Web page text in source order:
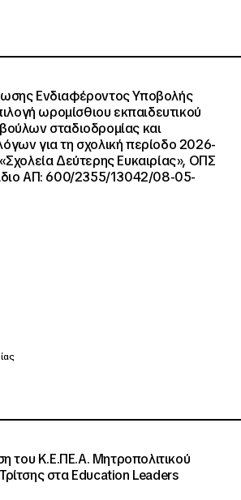
Ενδιαφέροντος Υποβολής
ωρομίσθιου εκπαιδευτικού
σταδιοδρομίας και
για τη σχολική περίοδο 2026-
Δεύτερης Ευκαιρίας», ΟΠΣ
ΑΠ: 600/2355/13042/08-05-
του Κ.Ε.ΠΕ.Α. Μητροπολιτικού
στα Education Leaders